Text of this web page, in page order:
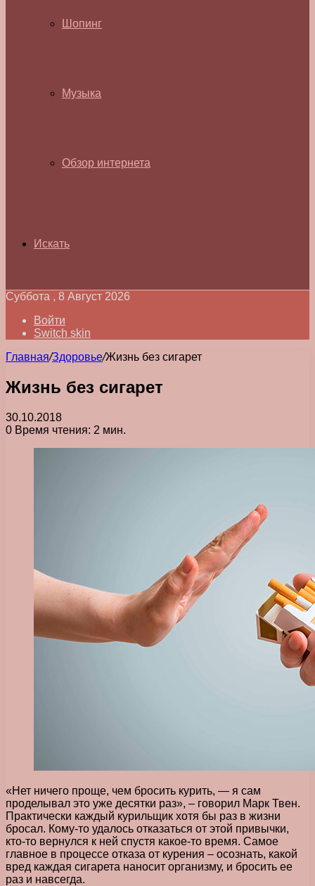
Шопинг
Музыка
Обзор интернета
Искать
Суббота , 8 Август 2026
Войти
Switch skin
Главная/Здоровье/Жизнь без сигарет
Жизнь без сигарет
30.10.2018
0 Время чтения: 2 мин.
«Нет ничего проще, чем бросить курить, — я сам
проделывал это уже десятки раз», – говорил Марк Твен.
Практически каждый курильщик хотя бы раз в жизни
бросал. Кому-то удалось отказаться от этой привычки,
кто-то вернулся к ней спустя какое-то время. Самое
главное в процессе отказа от курения – осознать, какой
вред каждая сигарета наносит организму, и бросить ее
раз и навсегда.